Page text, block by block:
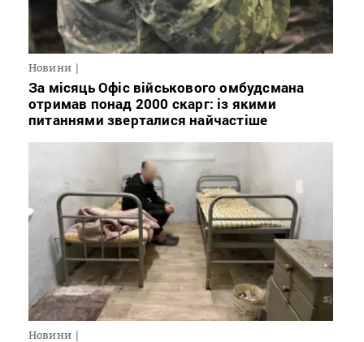
Новини
За місяць Офіс військового омбудсмана
отримав понад 2000 скарг: із якими
питаннями зверталися найчастіше
Новини